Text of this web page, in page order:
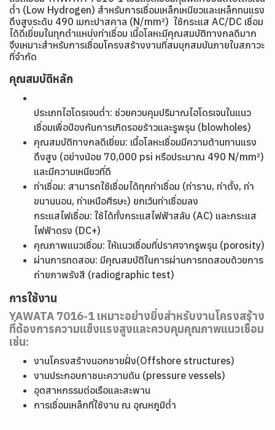
ต่ำ (Low Hydrogen) สำหรับการเชื่อมเหล็กเหนียวและเหล็กทนแรง
ดึงสูงระดับ 490 เมกะปาสคาล (N/mm²) ใช้กระแส AC/DC เชื่อม
ได้ดีเยี่ยมในทุกตำแหน่งท่าเชื่อม เนื้อโลหะมีคุณสมบัติทางกลดีมาก
จึงเหมาะสำหรับการเชื่อมโครงสร้างงานที่สมบุกสมบันภายในสภาวะ
ที่จำกัด
คุณสมบัติหลัก
ประเภทไฮโดรเจนต่ำ: ช่วยควบคุมปริมาณไฮโดรเจนในแนว
เชื่อมเพื่อป้องกันการเกิดรอยร้าวและรูพรุน (blowholes)
คุณสมบัติทางกลดีเยี่ยม: เนื้อโลหะเชื่อมมีความต้านทานแรง
ดึงสูง (อย่างน้อย 70,000 psi หรือประมาณ 490 N/mm²)
และมีความเหนียวที่ดี
ท่าเชื่อม: สามารถใช้เชื่อมได้ทุกท่าเชื่อม (ท่าราบ, ท่าตั้ง, ท่า
ขนานนอน, ท่าเหนือศีรษะ) ยกเว้นท่าเชื่อมลง
กระแสไฟเชื่อม: ใช้ได้ทั้งกระแสไฟฟ้าสลับ (AC) และกระแส
ไฟฟ้าตรง (DC+)
คุณภาพแนวเชื่อม: ให้แนวเชื่อมที่ปราศจากรูพรุน (porosity)
ผ่านการทดสอบ: มีคุณสมบัติในการผ่านการทดสอบด้วยการ
ถ่ายภาพรังสี (radiographic test)
การใช้งาน
YAWATA 7016-1 เหมาะอย่างยิ่งสำหรับงานโครงสร้าง
ที่ต้องการความแข็งแรงสูงและควบคุมคุณภาพแนวเชื่อม
เช่น:
งานโครงสร้างนอกชายฝั่ง(Offshore structures)
งานประกอบภาชนะความดัน (pressure vessels)
อุตสาหกรรมต่อเรือและสะพาน
การเชื่อมเหล็กที่ใช้งาน ณ อุณหภูมิต่ำ